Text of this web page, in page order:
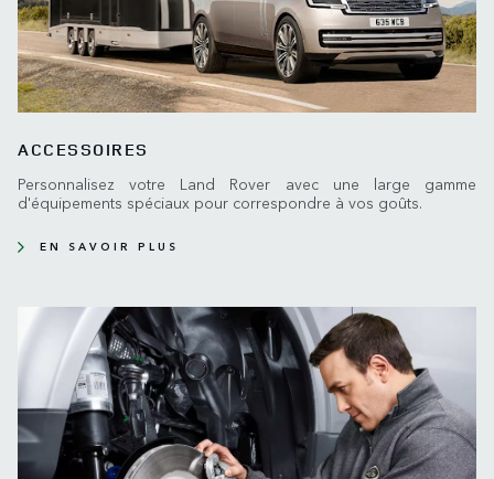
ACCESSOIRES
Personnalisez votre Land Rover avec une large gamme
d'équipements spéciaux pour correspondre à vos goûts.
EN SAVOIR PLUS